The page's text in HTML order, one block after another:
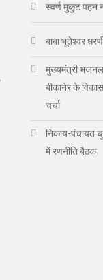
स्वर्ण मुकुट पहन
बाबा भूतेश्वर
मुख्यमंत्री
बीकानेर के
चर्चा
निकाय-पंचायत
में रणनीति बैठक